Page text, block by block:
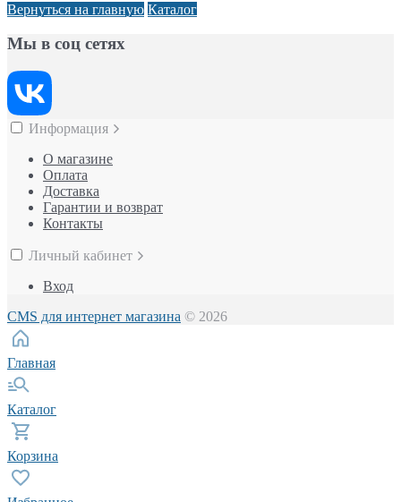
Вернуться на главную Каталог
Мы в соц сетях
Информация
О магазине
Оплата
Доставка
Гарантии и возврат
Контакты
Личный кабинет
Вход
CMS для интернет магазина © 2026
Главная
Каталог
Корзина